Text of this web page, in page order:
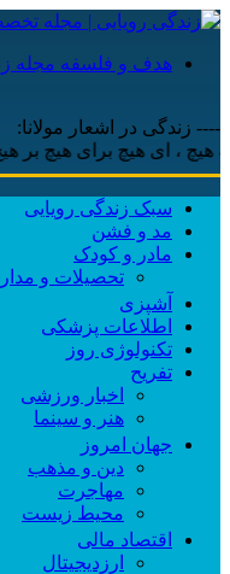
هدف و فلسفه مجله
---- زندگی در اشعار مولانا:
، ‌ای هیچ برای هیچ بر هیچ
سبک زندگی رویایی
مد و فشن
مادر و کودک
تحصیلات و
آشپزی
اطلاعات پزشکی
تکنولوژی روز
تفریح
اخبار ورزشی
هنر و سینما
جهان امروز
دین و مذهب
مهاجرت
محیط زیست
اقتصاد مالی
ارزدیجیتال